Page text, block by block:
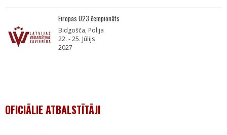
Eiropas U23 čempionāts
Bidgošča, Polija
22. - 25. Jūlijs
2027
OFICIĀLIE ATBALSTĪTĀJI